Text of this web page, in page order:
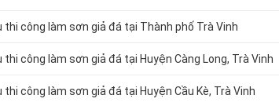
thi công làm sơn giả đá tại Thành phố Trà Vinh
công làm sơn giả đá tại Huyện Càng Long, Trà Vinh
công làm sơn giả đá tại Huyện Cầu Kè, Trà Vinh